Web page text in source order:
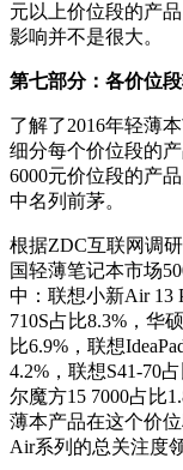
元以上价位段的产
影响并不是很大。
第七部分：各价位
了解了2016年轻薄
细分每个价位段的
6000元价位段的产
中名列前茅。
根据ZDC互联网调
国轻薄笔记本市场
中：联想小新Air 13
710S占比8.3%，华
比6.9%，联想
4.2%，联想S41-70
尔魔方15 7000占比
薄本产品在这个价
Air系列的总关注度